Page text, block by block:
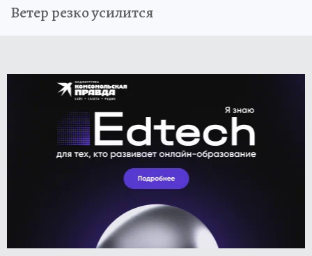
Ветер резко усилится